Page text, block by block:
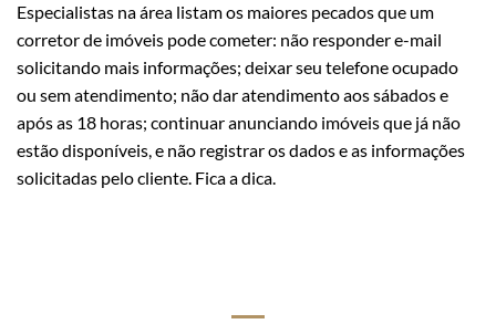
Especialistas na área listam os maiores pecados que um
corretor de imóveis pode cometer: não responder e-mail
solicitando mais informações; deixar seu telefone ocupado
ou sem atendimento; não dar atendimento aos sábados e
após as 18 horas; continuar anunciando imóveis que já não
estão disponíveis, e não registrar os dados e as informações
solicitadas pelo cliente. Fica a dica.